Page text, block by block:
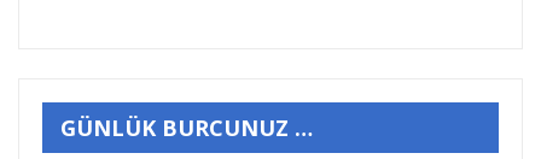
GÜNLÜK BURCUNUZ …